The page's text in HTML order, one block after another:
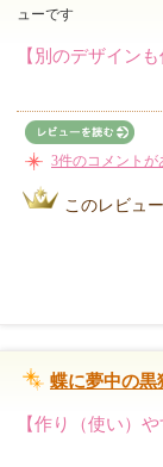
ューです
【別のデザインも
3件のコメントが
このレビュー
蝶に夢中の黒
【作り（使い）や